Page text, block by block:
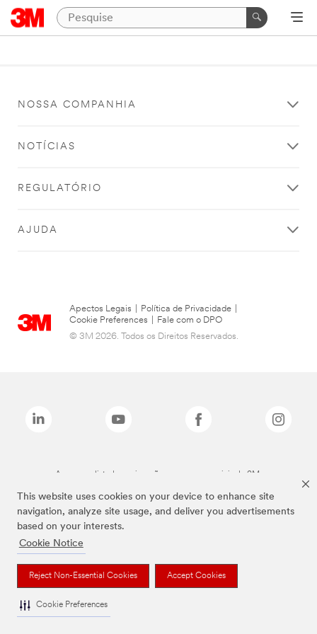
This website uses cookies on your device to enhance site
navigation, analyze site usage, and deliver you advertisements
based on your interests.
Cookie Notice
Reject Non-Essential Cookies Accept Cookies
Cookie Preferences
NOSSA COMPANHIA
NOTÍCIAS
REGULATÓRIO
AJUDA
Apectos Legais Política de Privacidade
Cookie Preferences
Fale com o DPO
© 3M 2026. Todos os Direitos Reservados.
As marcas listadas a cima são marcas comerciais da 3M.